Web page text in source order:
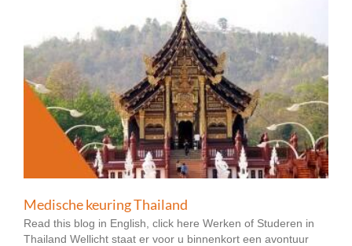
Medische keuring Thailand
Read this blog in English, click here Werken of Studeren in
Thailand Wellicht staat er voor u binnenkort een avontuur